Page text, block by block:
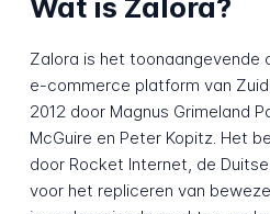
Wat is Zalora?
Zalora is het toonaangevende
e-commerce platform van
2012 door Magnus Grimeland
McGuire en Peter Kopitz. Het
door Rocket Internet, de
voor het repliceren van